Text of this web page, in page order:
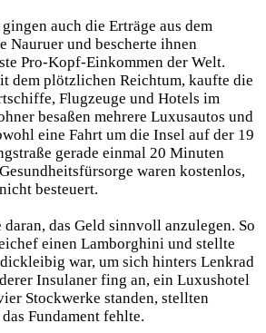
auch die Erträge aus dem
Nauruer und bescherte ihnen
Pro-Kopf-Einkommen der Welt.
dem plötzlichen Reichtum, kaufte die
Flugzeuge und Hotels im
besaßen mehrere Luxusautos und
eine Fahrt um die Insel auf der 19
gerade einmal 20 Minuten
waren kostenlos,
besteuert.
das Geld sinnvoll anzulegen. So
einen Lamborghini und stellte
war, um sich hinters Lenkrad
Insulaner fing an, ein Luxushotel
Stockwerke standen, stellten
Fundament fehlte.